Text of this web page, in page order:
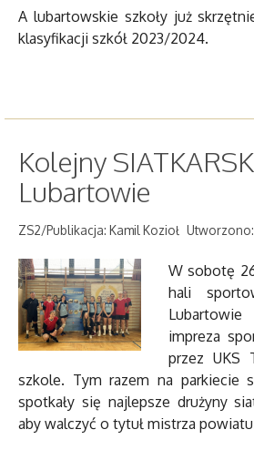
A lubartowskie szkoły już
klasyfikacji szkół 2023/2024.
Kolejny
Lubartowie
ZS2/Publikacja: Kamil Kozioł
W sobotę
hali
Lubartowie
impreza
przez UKS
szkole. Tym razem na parkiecie
spotkały się najlepsze drużyny
aby walczyć o tytuł mistrza